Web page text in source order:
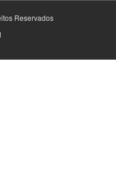
Reservados